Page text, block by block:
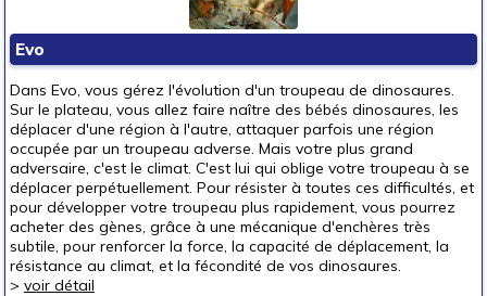
Evo
Dans Evo, vous gérez l'évolution d'un troupeau de dinosaures.
Sur le plateau, vous allez faire naître des bébés dinosaures, les
déplacer d'une région à l'autre, attaquer parfois une région
occupée par un troupeau adverse. Mais votre plus grand
adversaire, c'est le climat. C'est lui qui oblige votre troupeau à se
déplacer perpétuellement. Pour résister à toutes ces difficultés, et
pour développer votre troupeau plus rapidement, vous pourrez
acheter des gènes, grâce à une mécanique d'enchères très
subtile, pour renforcer la force, la capacité de déplacement, la
résistance au climat, et la fécondité de vos dinosaures.
> voir détail